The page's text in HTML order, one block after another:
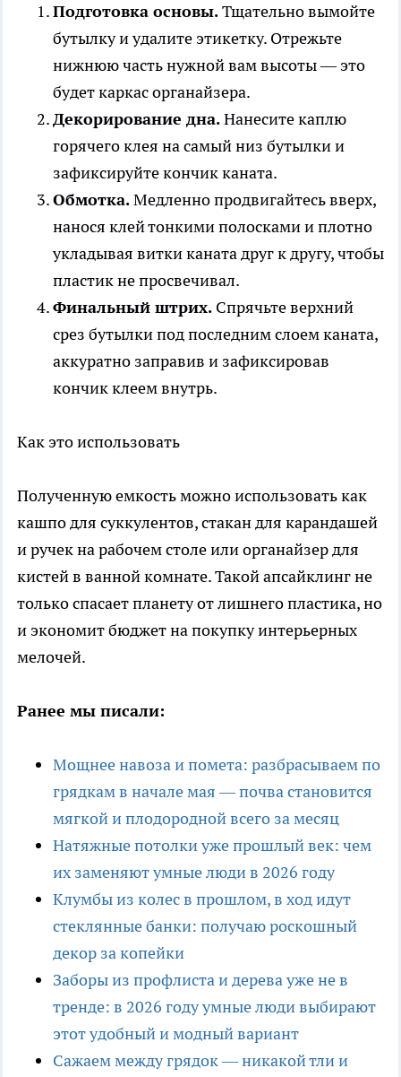
Подготовка основы.Тщательно вымойте
бутылку и удалите этикетку. Отрежьте
нижнюю часть нужной вам высоты — это
будет каркас органайзера.
Декорирование дна.Нанесите каплю
горячего клея на самый низ бутылки и
зафиксируйте кончик каната.
Обмотка.Медленно продвигайтесь вверх,
нанося клей тонкими полосками и плотно
укладывая витки каната друг к другу, чтобы
пластик не просвечивал.
Финальный штрих. Спрячьте верхний
срез бутылки под последним слоем каната,
аккуратно заправив и зафиксировав
кончик клеем внутрь.
Как это использовать
Полученную емкость можно использовать как
кашпо для суккулентов, стакан для карандашей
и ручек на рабочем столе или органайзер для
кистей в ванной комнате. Такой апсайклинг не
только спасает планету от лишнего пластика, но
и экономит бюджет на покупку интерьерных
мелочей.
Ранее мы писали:
Мощнее навоза и помета: разбрасываем по
грядкам в начале мая — почва становится
мягкой и плодородной всего за месяц
Натяжные потолки уже прошлый век: чем
их заменяют умные люди в 2026 году
Клумбы из колес в прошлом, в ход идут
стеклянные банки: получаю роскошный
декор за копейки
Заборы из профлиста и дерева уже не в
тренде: в 2026 году умные люди выбирают
этот удобный и модный вариант
Сажаем между грядок — никакой тли и